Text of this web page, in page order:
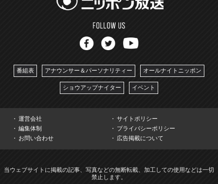
番組表 アナウンサー＆パーソナリティー オールナイトニッポン
ショウアップナイター イベント
運営会社
サイトポリシー
編集体制
プライバシーポリシー
お問い合わせ
広告掲載について
当ウェブサイトに掲載の記事、写真などの無断転載、加工しての使用などは一切
禁止します。